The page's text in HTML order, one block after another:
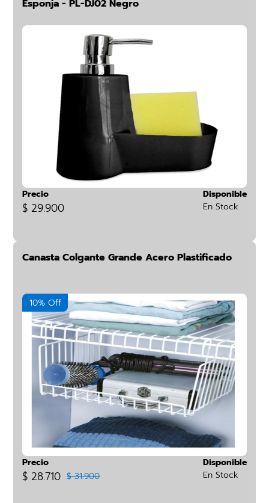
Esponja - PL-DJ02 Negro
Precio
$ 29.900
Disponible
En Stock
Canasta Colgante Grande Acero Plastificado
10% Off
Precio
$ 28.710 $ 31.900
Disponible
En Stock